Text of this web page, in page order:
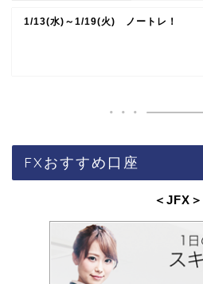
1/13(水)～1/19(火) ノートレ！
FXおすすめ口座
＜JFX ＞